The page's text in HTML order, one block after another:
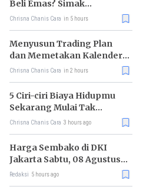
Beli Emas? Simak
Strateginya
Chrisna Chanis Cara in 5 hours
Menyusun Trading Plan
dan Memetakan Kalender
Ekonomi Mingguan
Chrisna Chanis Cara in 2 hours
5 Ciri-ciri Biaya Hidupmu
Sekarang Mulai Tak
Terkendali
Chrisna Chanis Cara 3 hours ago
Harga Sembako di DKI
Jakarta Sabtu, 08 Agustus
2026, Daging Kambing
Redaksi 5 hours ago